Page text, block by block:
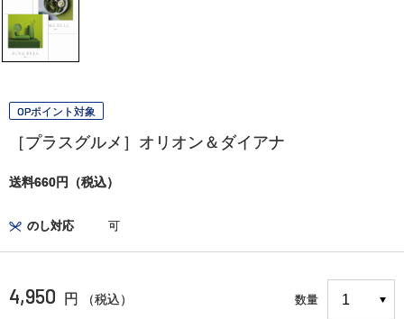
OPポイント対象
［プラスグルメ］オリオン＆ダイアナ
送料660円（税込）
のし対応 可
4,950 円 （税込） 数量